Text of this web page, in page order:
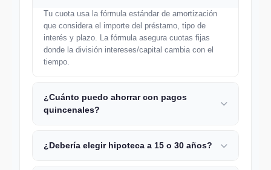
Tu cuota usa la fórmula estándar de amortización
que considera el importe del préstamo, tipo de
interés y plazo. La fórmula asegura cuotas fijas
donde la división intereses/capital cambia con el
tiempo.
¿Cuánto puedo ahorrar con pagos
quincenales?
¿Debería elegir hipoteca a 15 o 30 años?